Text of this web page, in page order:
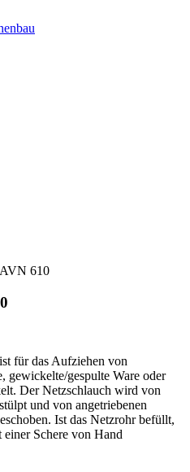
für das Aufziehen von
gewickelte/gespulte Ware oder
Der Netzschlauch wird von
und von angetriebenen
Ist das Netzrohr befüllt,
Schere von Hand